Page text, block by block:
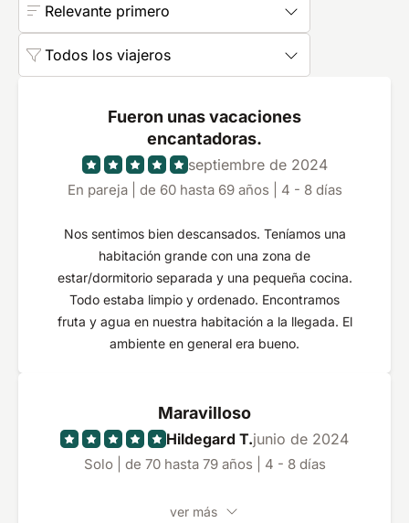
Relevante primero
Todos los viajeros
Fueron unas vacaciones
encantadoras.
septiembre de 2024
En pareja | de 60 hasta 69 años | 4 - 8 días
Nos sentimos bien descansados. Teníamos una
habitación grande con una zona de
estar/dormitorio separada y una pequeña cocina.
Todo estaba limpio y ordenado. Encontramos
fruta y agua en nuestra habitación a la llegada. El
ambiente en general era bueno.
Maravilloso
Hildegard T.junio de 2024
Solo | de 70 hasta 79 años | 4 - 8 días
ver más